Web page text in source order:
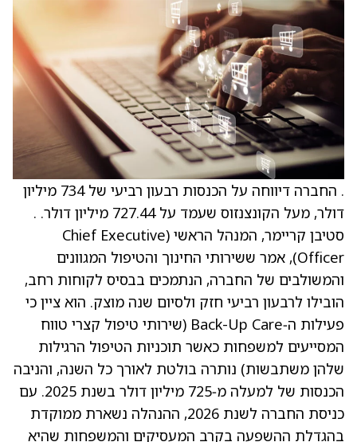
. החברה דיווחה על הכנסות רבעון רביעי של 734 מיליון
דולר, מעל הקונצנזוס שעמד על 727.44 מיליון דולר. .
סטיבן קריימר, המנהל הראשי (Chief Executive
Officer), אמר ששירותי החינוך והטיפול המגוונים
והמשולבים של החברה, הנתמכים בבסיס לקוחות רחב,
הובילו לרבעון רביעי חזק ולסיום שנה מוצק. הוא ציין כי
פעילות ה‑Back-Up Care (שירותי טיפול קצרי טווח
המסייעים למשפחות כאשר תוכניות הטיפול הרגילות
שלהן משתבשות) נותרה בולטת לאורך כל השנה, והניבה
הכנסות של למעלה מ‑725 מיליון דולר בשנת 2025. עם
כניסת החברה לשנת 2026, ההנהלה נשארת ממוקדת
בהגדלת ההשפעה בקרב המעסיקים והמשפחות שהיא